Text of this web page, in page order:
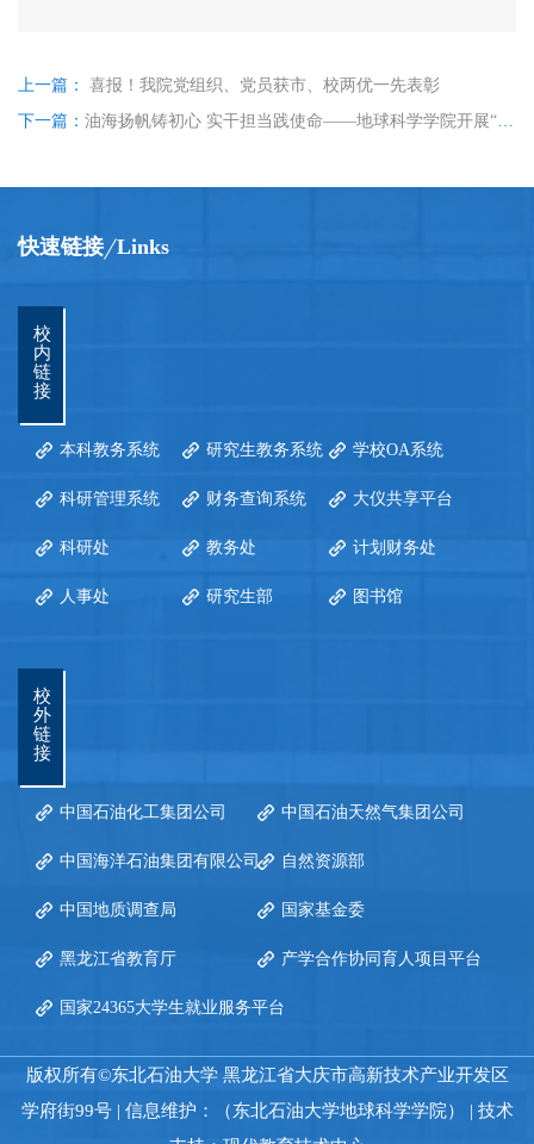
上一篇： 喜报！我院党组织、党员获市、校两优一先表彰
下一篇： 油海扬帆铸初心 实干担当践使命——地球科学学院开展“行走的思政课”主题党日活动暨港澳台学生国情教育活动
快速链接 Links
校
内
链
接
本科教务系统 研究生教务系统 学校OA系统
科研管理系统 财务查询系统 大仪共享平台
科研处 教务处 计划财务处
人事处 研究生部 图书馆
校
外
链
接
中国石油化工集团公司 中国石油天然气集团公司
中国海洋石油集团有限公司 自然资源部
中国地质调查局 国家基金委
黑龙江省教育厅 产学合作协同育人项目平台
国家24365大学生就业服务平台
版权所有©东北石油大学 黑龙江省大庆市高新技术产业开发区
学府街99号 | 信息维护：（东北石油大学地球科学学院） | 技术